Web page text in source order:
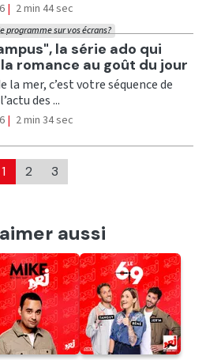
| 2 min 44 sec
la série ado qui
romance au goût du jour
programme sur vos écrans?
la mer, c’est votre séquence de
des ...
| 2 min 34 sec
1 2 3
aussi